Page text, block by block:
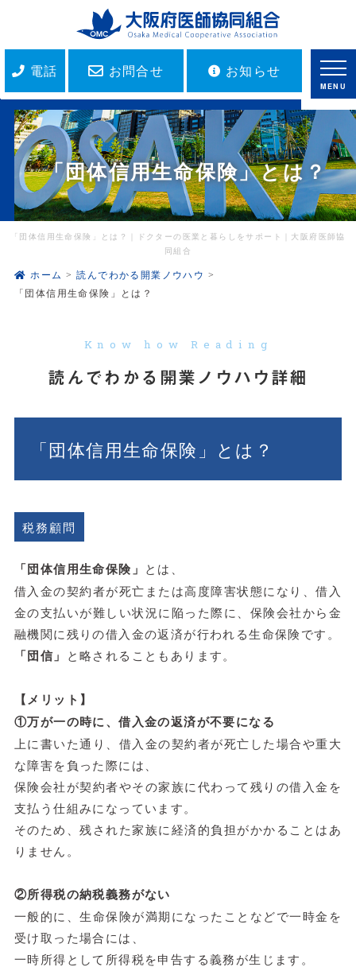
電話 お問合せ お知らせ
MENU
「団体信用生命保険」とは？
「団体信用生命保険」とは？｜ドクターの医業と暮らしをサポート｜大阪府医師協
同組合
ホーム
読んでわかる開業ノウハウ
「団体信用生命保険」とは？
Know how Reading
読んでわかる開業ノウハウ詳細
「団体信用生命保険」とは？
税務顧問
「団体信用生命保険」 とは、
借入金の契約者が死亡または高度障害状態になり、借入
金の支払いが難しい状況に陥った際に、保険会社から金
融機関に残りの借入金の返済が行われる生命保険です。
「団信」 と略されることもあります。
【メリット】
①万が一の時に、借入金の返済が不要になる
上に書いた通り、借入金の契約者が死亡した場合や重大
な障害を負った際には、
保険会社が契約者やその家族に代わって残りの借入金を
支払う仕組みになっています。
そのため、残された家族に経済的負担がかかることはあ
りません。
②所得税の納税義務がない
一般的に、生命保険が満期になったことなどで一時金を
受け取った場合には、
一時所得として所得税を申告する義務が生じます。